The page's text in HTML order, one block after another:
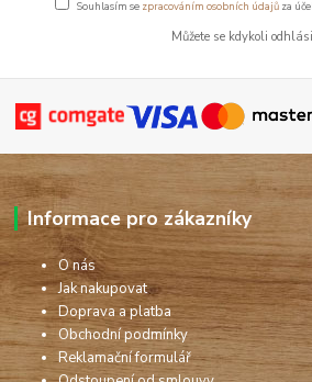
Souhlasím se zpracováním osobních údajůza
Můžete se kdykoli
Informace pro zákazníky
O nás
Jak nakupovat
Doprava a platba
Obchodní podmínky
Reklamační formulář